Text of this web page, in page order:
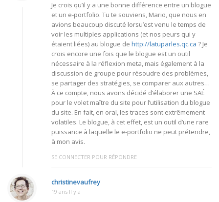
Je crois qu’il y a une bonne différence entre un blogue
et un e-portfolio. Tu te souviens, Mario, que nous en
avions beaucoup discuté lorsu’est venu le temps de
voir les multiples applications (et nos peurs qui y
étaient liées) au blogue de http://latuparles.qc.ca ? Je
crois encore une fois que le blogue est un outil
nécessaire à la réflexion meta, mais également à la
discussion de groupe pour résoudre des problèmes,
se partager des stratégies, se comparer aux autres…
À ce compte, nous avons décidé d’élaborer une SAÉ
pour le volet maître du site pour l’utilisation du blogue
du site. En fait, en oral, les traces sont extrêmement
volatiles. Le blogue, à cet effet, est un outil d’une rare
puissance à laquelle le e-portfolio ne peut prétendre,
à mon avis.
SE CONNECTER POUR RÉPONDRE
christinevaufrey
19 ans Il y a